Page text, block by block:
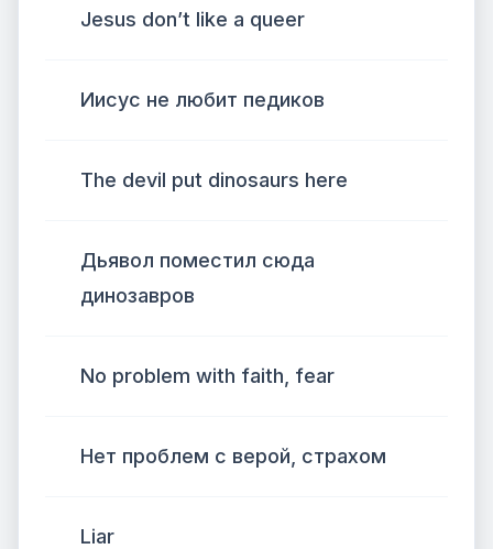
Jesus don’t like a queer
Иисус не любит педиков
The devil put dinosaurs here
Дьявол поместил сюда
динозавров
No problem with faith, fear
Нет проблем с верой, страхом
Liar